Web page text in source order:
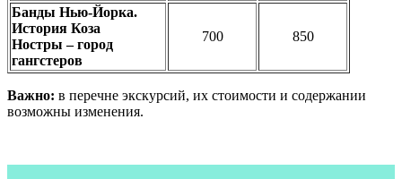
Банды Нью-Йорка.
История Коза
Ностры – город
гангстеров
700 850
Важно: в перечне экскурсий, их стоимости и содержании
возможны изменения.